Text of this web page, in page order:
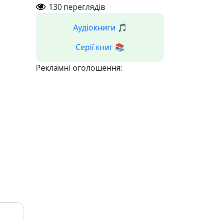
130переглядів
Аудіокниги 🎵
Серії книг 📚
Рекламні оголошення: